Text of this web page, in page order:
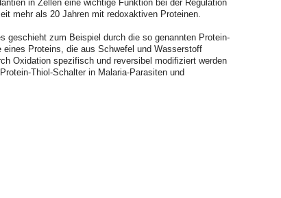
in Zellen eine wichtige Funktion bei der Regulation
mehr als 20 Jahren mit redoxaktiven Proteinen.
geschieht zum Beispiel durch die so genannten Protein-
Proteins, die aus Schwefel und Wasserstoff
Oxidation spezifisch und reversibel modifiziert werden
Thiol-Schalter in Malaria-Parasiten und